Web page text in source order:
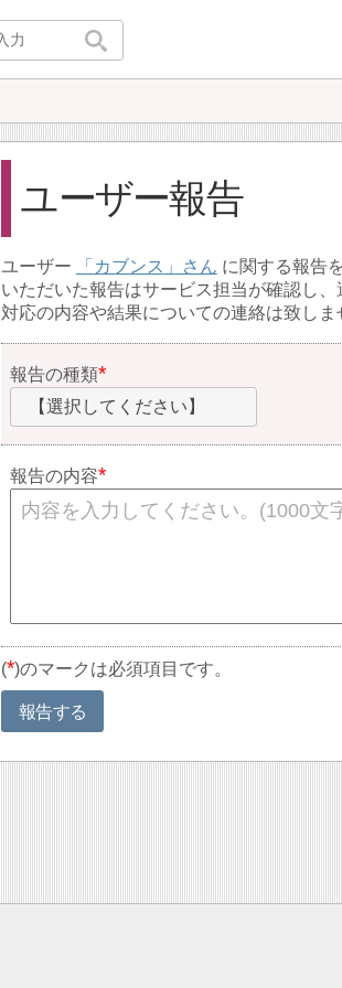
ユーザー報告
ユーザー カブンス
に関する報告
いただいた報告はサービス担当が確認し、
対応の内容や結果についての連絡は致しま
報告の種類
【選択してください】
報告の内容
(*)のマークは必須項目です。
報告する